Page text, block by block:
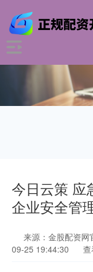
今日云策 应
企业安全管
来源：金股配资网
09-25 19:44:30